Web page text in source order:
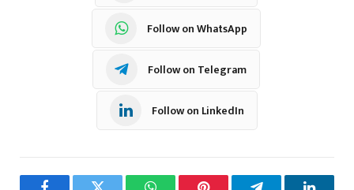
Follow on WhatsApp
Follow on Telegram
Follow on LinkedIn